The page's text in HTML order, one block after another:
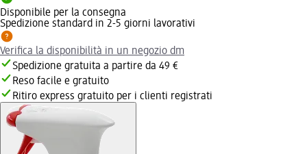
Disponibile per la consegna
Spedizione standard in 2-5 giorni lavorativi
Verifica la disponibilità in un negozio dm
Spedizione gratuita a partire da 49 €
Reso facile e gratuito
Ritiro express gratuito per i clienti registrati